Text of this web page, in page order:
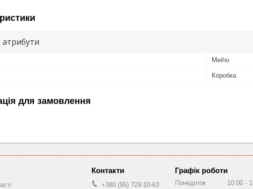
атрибути
Meiho
Коробка
для замовлення
+380 (95) 729-10-63
Графік роботи
Понеділок 10:00